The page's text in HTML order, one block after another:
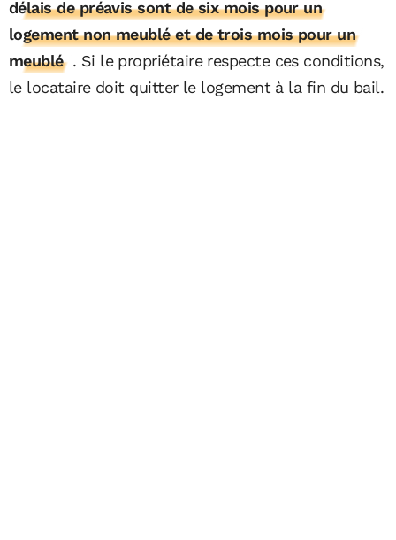
délais de préavis sont de six mois pour un
logement non meublé et de trois mois pour un
meublé . Si le propriétaire respecte ces conditions,
le locataire doit quitter le logement à la fin du bail.